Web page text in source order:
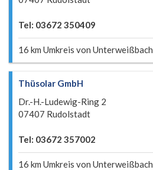
Tel: 03672 350409
16 km Umkreis von Unterweißbach
Thüsolar GmbH
Dr.-H.-Ludewig-Ring 2
07407 Rudolstadt
Tel: 03672 357002
16 km Umkreis von Unterweißbach